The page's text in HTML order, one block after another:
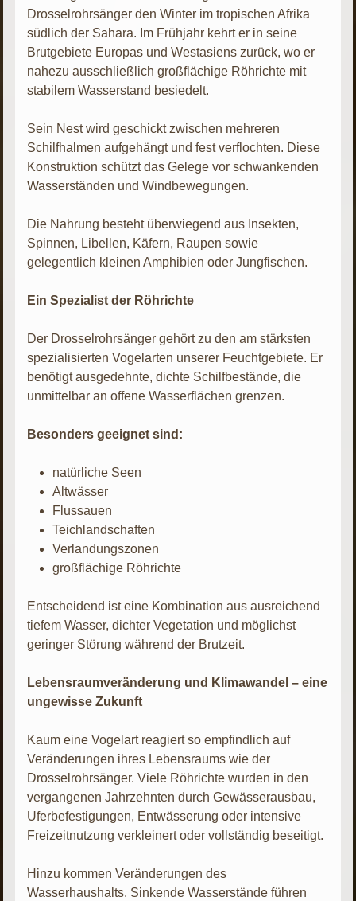
Drosselrohrsänger den Winter im tropischen Afrika
südlich der Sahara. Im Frühjahr kehrt er in seine
Brutgebiete Europas und Westasiens zurück, wo er
nahezu ausschließlich großflächige Röhrichte mit
stabilem Wasserstand besiedelt.
Sein Nest wird geschickt zwischen mehreren
Schilfhalmen aufgehängt und fest verflochten. Diese
Konstruktion schützt das Gelege vor schwankenden
Wasserständen und Windbewegungen.
Die Nahrung besteht überwiegend aus Insekten,
Spinnen, Libellen, Käfern, Raupen sowie
gelegentlich kleinen Amphibien oder Jungfischen.
Ein Spezialist der Röhrichte
Der Drosselrohrsänger gehört zu den am stärksten
spezialisierten Vogelarten unserer Feuchtgebiete. Er
benötigt ausgedehnte, dichte Schilfbestände, die
unmittelbar an offene Wasserflächen grenzen.
Besonders geeignet sind:
natürliche Seen
Altwässer
Flussauen
Teichlandschaften
Verlandungszonen
großflächige Röhrichte
Entscheidend ist eine Kombination aus ausreichend
tiefem Wasser, dichter Vegetation und möglichst
geringer Störung während der Brutzeit.
Lebensraumveränderung und Klimawandel – eine
ungewisse Zukunft
Kaum eine Vogelart reagiert so empfindlich auf
Veränderungen ihres Lebensraums wie der
Drosselrohrsänger. Viele Röhrichte wurden in den
vergangenen Jahrzehnten durch Gewässerausbau,
Uferbefestigungen, Entwässerung oder intensive
Freizeitnutzung verkleinert oder vollständig beseitigt.
Hinzu kommen Veränderungen des
Wasserhaushalts. Sinkende Wasserstände führen